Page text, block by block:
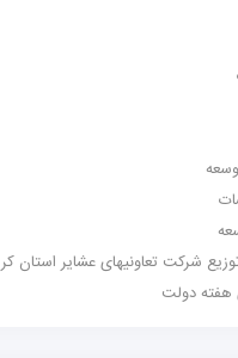
شرکت تعاونیهای عشایر استان کر
هفته دولت